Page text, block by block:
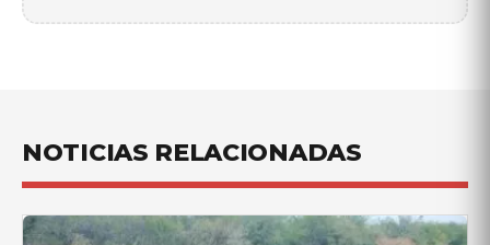
NOTICIAS RELACIONADAS